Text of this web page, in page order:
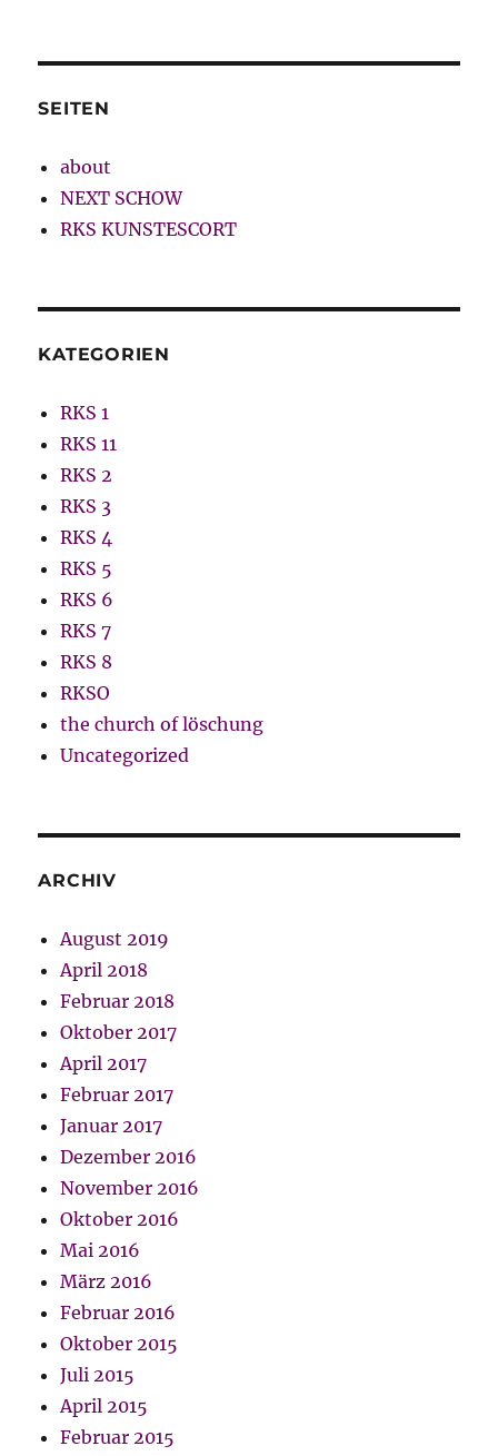
SEITEN
about
NEXT SCHOW
RKS KUNSTESCORT
KATEGORIEN
RKS 1
RKS 11
RKS 2
RKS 3
RKS 4
RKS 5
RKS 6
RKS 7
RKS 8
RKSO
the church of löschung
Uncategorized
ARCHIV
August 2019
April 2018
Februar 2018
Oktober 2017
April 2017
Februar 2017
Januar 2017
Dezember 2016
November 2016
Oktober 2016
Mai 2016
März 2016
Februar 2016
Oktober 2015
Juli 2015
April 2015
Februar 2015